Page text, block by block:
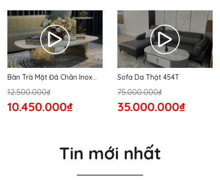
Bàn Trà Mặt Đá Chân Inox
12.500.000₫
10.450.000₫
Sofa Da Thật 454T
75.000.000₫
35.000.000₫
Tin mới nhất